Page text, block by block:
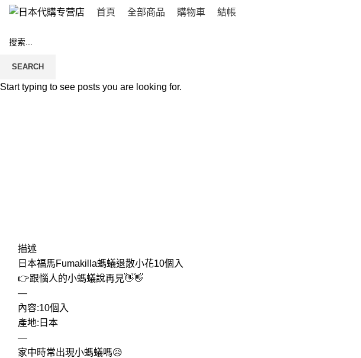
首頁 全部商品 購物車 結帳
描述
日本福馬Fumakilla螞蟻退散小花10個入
👉跟惱人的小螞蟻說再見👋👋
—
內容:10個入
產地:日本
—
家中時常出現小螞蟻嗎😥
SEARCH
Start typing to see posts you are looking for.